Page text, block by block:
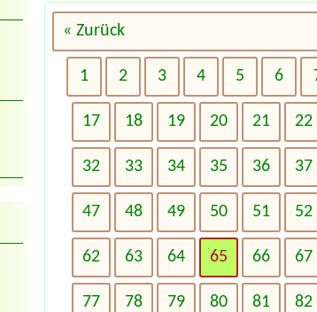
« Zurück
1 2 3 4 5 6
17 18 19 20 21 22
32 33 34 35 36 37
47 48 49 50 51 52
62 63 64 65 66 67
77 78 79 80 81 82